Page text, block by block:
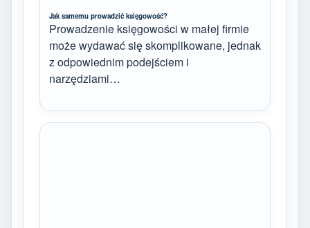
Jak samemu prowadzić księgowość?
Prowadzenie księgowości w małej firmie
może wydawać się skomplikowane, jednak
z odpowiednim podejściem i
narzędziami…